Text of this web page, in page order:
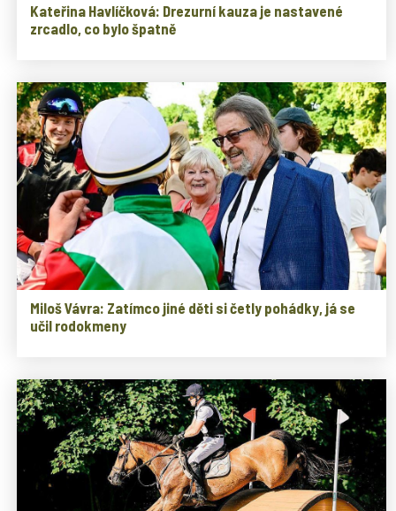
Kateřina Havlíčková: Drezurní kauza je nastavené
zrcadlo, co bylo špatně
Miloš Vávra: Zatímco jiné děti si četly pohádky, já se
učil rodokmeny